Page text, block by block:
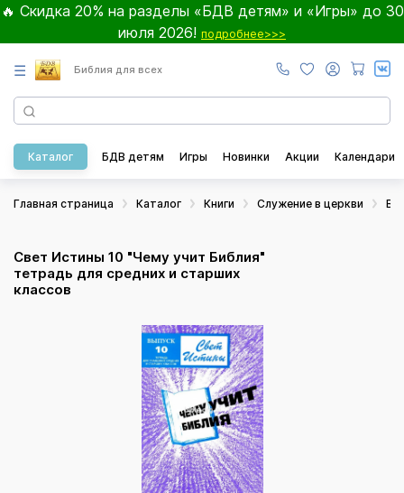
🔥 Скидка 20% на разделы «БДВ детям» и «Игры» до 30
июля 2026! подробнее>>>
☰ Библия для всех
Каталог БДВ детям Игры Новинки Акции Календари
Главная страница Каталог Книги Служение в церкви
Свет Истины 10 "Чему учит Библия"
тетрадь для средних и старших
классов